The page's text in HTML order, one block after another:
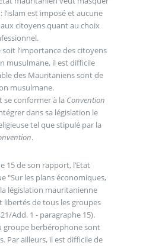
est imposé et aucune
citoyens quant au choix
l’importance des citoyens
musulmane, il est difficile
des Mauritaniens sont de
musulmane.
se conformer à la Convention
dans sa législation le
tel que stipulé par la
.
15 de son rapport, l’Etat
"Sur les plans économiques,
législation mauritanienne
libertés de tous les groupes
Add. 1 - paragraphe 15).
groupe berbérophone sont
Par ailleurs, il est difficile de